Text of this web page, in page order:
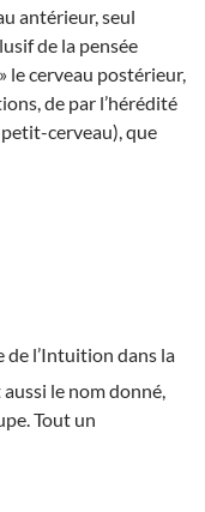
antérieur, seul
de la pensée
le cerveau postérieur,
de par l’hérédité
cerveau), que
de l’Intuition dans la
le nom donné,
Tout un